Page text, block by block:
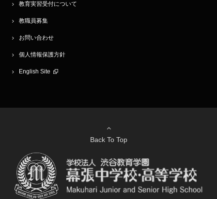
教育実習受付について
教職員募集
お問い合わせ
個人情報保護方針
English Site
Back To Top